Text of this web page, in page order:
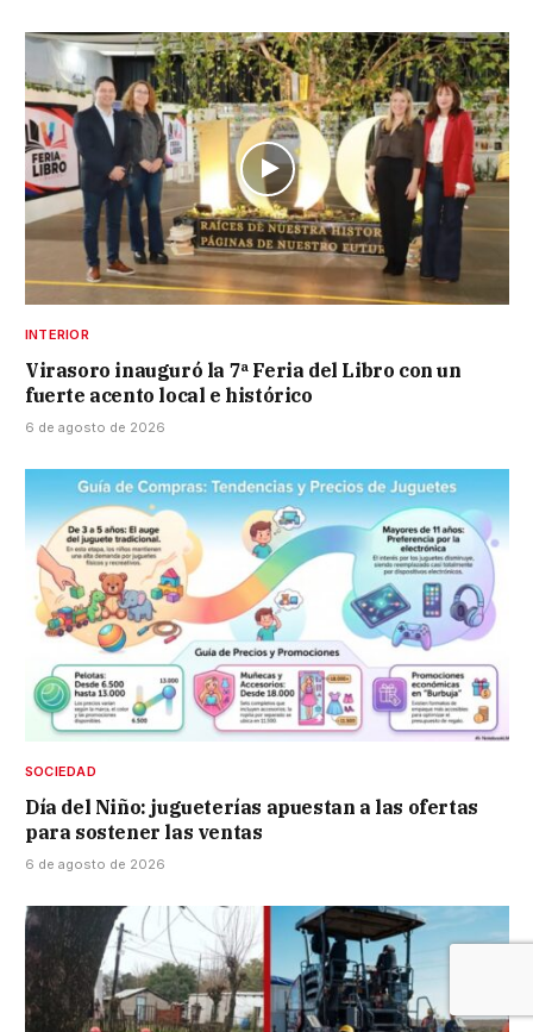
INTERIOR
Virasoro inauguró la 7ª Feria del Libro con un
fuerte acento local e histórico
6 de agosto de 2026
SOCIEDAD
Día del Niño: jugueterías apuestan a las ofertas
para sostener las ventas
6 de agosto de 2026